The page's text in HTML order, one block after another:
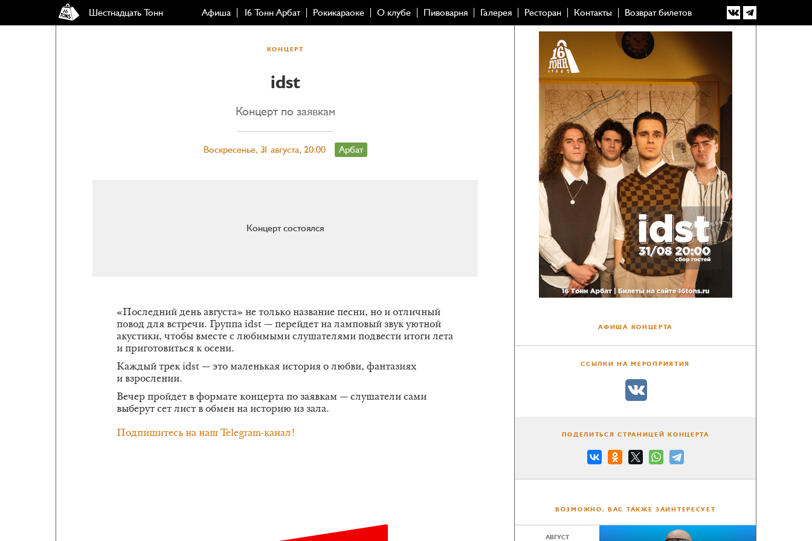
Шестнадцать Тонн Афиша 16 Тонн Арбат Рокикараоке О клубе Пивоварня Галерея Ресторан Контакты Возврат билетов
КОНЦЕРТ
idst
Концерт по заявкам
Воскресенье, 31 августа, 20:00 Арбат
Концерт состоялся
«Последний день августа» не только название песни, но и отличный
повод для встречи. Группа idst — перейдет на ламповый звук уютной
акустики, чтобы вместе с любимыми слушателями подвести итоги лета
и приготовиться к осени.
Каждый трек idst — это маленькая история о любви, фантазиях
и взрослении.
Вечер пройдет в формате концерта по заявкам — слушатели сами
выберут сет лист в обмен на историю из зала.
Подпишитесь на наш Telegram-канал!
АФИША КОНЦЕРТА
ССЫЛКИ НА МЕРОПРИЯТИЯ
ПОДЕЛИТЬСЯ СТРАНИЦЕЙ КОНЦЕРТА
ВОЗМОЖНО, ВАС ТАКЖЕ ЗАИНТЕРЕСУЕТ
АВГУСТ